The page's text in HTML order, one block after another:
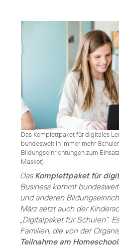
Das Komplettpaket für digitales
bundesweit in immer mehr
Bildungseinrichtungen zum
Maskot)
Das Komplettpaket für
Business kommt
und anderen
März setzt auch der
„Digitalpaket für Schulen“.
Familien, die von der
Teilnahme am